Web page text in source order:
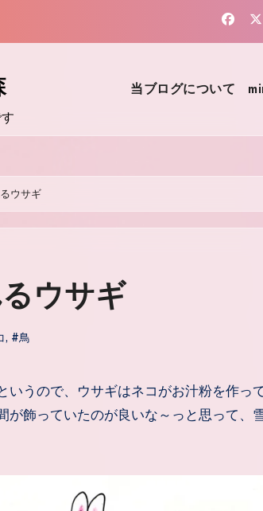
当ブログについて
ウサギ
ウサギ
, #鳥
が飾っていたのが良いな～っと思って、